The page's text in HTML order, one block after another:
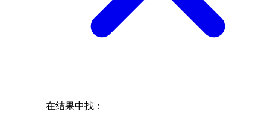
在结果中找：